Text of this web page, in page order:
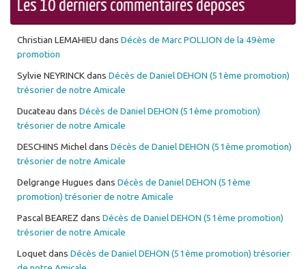
Les 10 derniers commentaires déposés
Christian LEMAHIEU dans Décès de Marc POLLION de la 49ème
promotion
Sylvie NEYRINCKdans Décès de Daniel DEHON (51ème promotion)
trésorier de notre Amicale
Ducateau dans Décès de Daniel DEHON (51ème promotion)
trésorier de notre Amicale
DESCHINS Micheldans Décès de Daniel DEHON (51ème promotion)
trésorier de notre Amicale
Delgrange Hugues dans Décès de Daniel DEHON (51ème
promotion) trésorier de notre Amicale
Pascal BEAREZ dans Décès de Daniel DEHON (51ème promotion)
trésorier de notre Amicale
Loquetdans Décès de Daniel DEHON (51ème promotion) trésorier